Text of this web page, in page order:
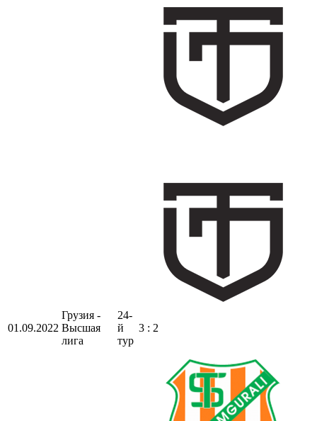
01.09.2022
Грузия -
Высшая
лига
24-
й
тур
3 : 2